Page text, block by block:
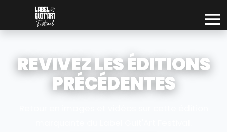
REVIVEZ LES ÉDITIONS
PRÉCÉDENTES